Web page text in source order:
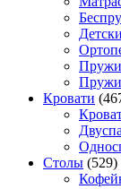
Кровати
Столы (529)